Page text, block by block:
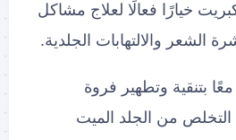
خيارًا فعالًا لعلاج مشاكل
الشعر والالتهابات الجلدية.
بتنقية وتطهير فروة
من الجلد الميت